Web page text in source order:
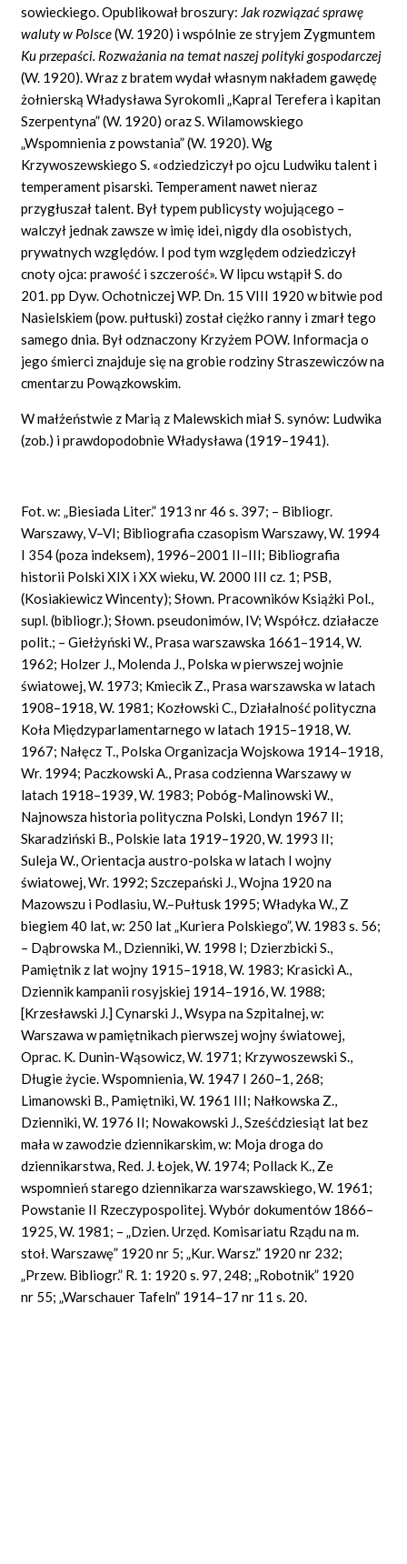
sowieckiego. Opublikował broszury: Jak rozwiązać sprawę
waluty w Polsce(W. 1920) i wspólnie ze stryjem Zygmuntem
Ku przepaści. Rozważania na temat naszej polityki gospodarczej
(W. 1920). Wraz z bratem wydał własnym nakładem gawędę
żołnierską Władysława Syrokomli „Kapral Terefera i kapitan
Szerpentyna” (W. 1920) oraz S. Wilamowskiego
„Wspomnienia z powstania” (W. 1920). Wg
Krzywoszewskiego S. «odziedziczył po ojcu Ludwiku talent i
temperament pisarski. Temperament nawet nieraz
przygłuszał talent. Był typem publicysty wojującego –
walczył jednak zawsze w imię idei, nigdy dla osobistych,
prywatnych względów. I pod tym względem odziedziczył
cnoty ojca: prawość i szczerość». W lipcu wstąpił S. do
201. pp Dyw. Ochotniczej WP. Dn. 15 VIII 1920 w bitwie pod
Nasielskiem (pow. pułtuski) został ciężko ranny i zmarł tego
samego dnia. Był odznaczony Krzyżem POW. Informacja o
jego śmierci znajduje się na grobie rodziny Straszewiczów na
cmentarzu Powązkowskim.
W małżeństwie z Marią z Malewskich miał S. synów: Ludwika
(zob.) i prawdopodobnie Władysława (1919–1941).
Fot. w: „Biesiada Liter.” 1913 nr 46 s. 397; – Bibliogr.
Warszawy, V–VI; Bibliografia czasopism Warszawy, W. 1994
I 354 (poza indeksem), 1996–2001 II–III; Bibliografia
historii Polski XIX i XX wieku, W. 2000 III cz. 1; PSB,
(Kosiakiewicz Wincenty); Słown. Pracowników Książki Pol.,
supl. (bibliogr.); Słown. pseudonimów, IV; Współcz. działacze
polit.; – Giełżyński W., Prasa warszawska 1661–1914, W.
1962; Holzer J., Molenda J., Polska w pierwszej wojnie
światowej, W. 1973; Kmiecik Z., Prasa warszawska w latach
1908–1918, W. 1981; Kozłowski C., Działalność polityczna
Koła Międzyparlamentarnego w latach 1915–1918, W.
1967; Nałęcz T., Polska Organizacja Wojskowa 1914–1918,
Wr. 1994; Paczkowski A., Prasa codzienna Warszawy w
latach 1918–1939, W. 1983; Pobóg-Malinowski W.,
Najnowsza historia polityczna Polski, Londyn 1967 II;
Skaradziński B., Polskie lata 1919–1920, W. 1993 II;
Suleja W., Orientacja austro-polska w latach I wojny
światowej, Wr. 1992; Szczepański J., Wojna 1920 na
Mazowszu i Podlasiu, W.–Pułtusk 1995; Władyka W., Z
biegiem 40 lat, w: 250 lat „Kuriera Polskiego”, W. 1983 s. 56;
– Dąbrowska M., Dzienniki, W. 1998 I; Dzierzbicki S.,
Pamiętnik z lat wojny 1915–1918, W. 1983; Krasicki A.,
Dziennik kampanii rosyjskiej 1914–1916, W. 1988;
[Krzesławski J.] Cynarski J., Wsypa na Szpitalnej, w:
Warszawa w pamiętnikach pierwszej wojny światowej,
Oprac. K. Dunin-Wąsowicz, W. 1971; Krzywoszewski S.,
Długie życie. Wspomnienia, W. 1947 I 260–1, 268;
Limanowski B., Pamiętniki, W. 1961 III; Nałkowska Z.,
Dzienniki, W. 1976 II; Nowakowski J., Sześćdziesiąt lat bez
mała w zawodzie dziennikarskim, w: Moja droga do
dziennikarstwa, Red. J. Łojek, W. 1974; Pollack K., Ze
wspomnień starego dziennikarza warszawskiego, W. 1961;
Powstanie II Rzeczypospolitej. Wybór dokumentów 1866–
1925, W. 1981; – „Dzien. Urzęd. Komisariatu Rządu na m.
stoł. Warszawę” 1920 nr 5; „Kur. Warsz.” 1920 nr 232;
„Przew. Bibliogr.” R. 1: 1920 s. 97, 248; „Robotnik” 1920
nr 55; „Warschauer Tafeln” 1914–17 nr 11 s. 20.